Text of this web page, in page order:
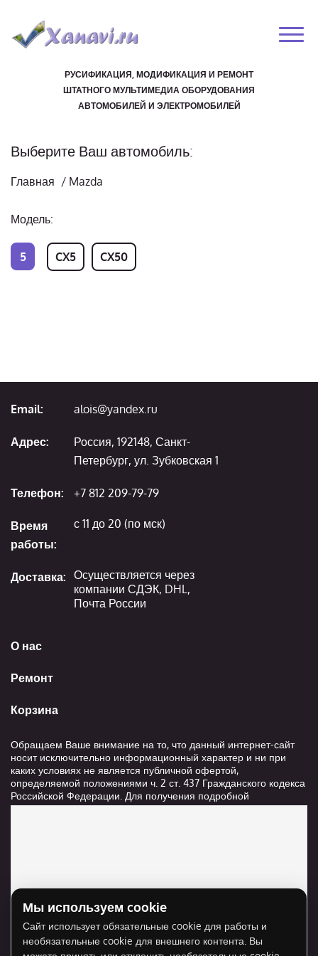
РУСИФИКАЦИЯ, МОДИФИКАЦИЯ И РЕМОНТ
ШТАТНОГО МУЛЬТИМЕДИА ОБОРУДОВАНИЯ
АВТОМОБИЛЕЙ И ЭЛЕКТРОМОБИЛЕЙ
Выберите Ваш автомобиль:
Главная / Mazda
Модель:
5 CX5 CX50
О нас
Ремонт
Корзина
Email: alois@yandex.ru
Адрес:
Россия, 192148, Санкт-
Петербург, ул. Зубковская 1
Телефон: +7 812 209-79-79
Время
работы:
с 11 до 20 (по мск)
Доставка: Осуществляется через
компании СДЭК, DHL,
Почта России
Обращаем Ваше внимание на то, что данный интернет-сайт
носит исключительно информационный характер и ни при
каких условиях не является публичной офертой,
определяемой положениями ч. 2 ст. 437 Гражданского кодекса
Российской Федерации. Для получения подробной
информации о стоимости и сроках выполнения услуг,
Для отображения карты нужно разрешить
использование cookie для внешнего контента.
Разрешить cookie
Мы используем cookie
Сайт использует обязательные cookie для работы и
необязательные cookie для внешнего контента. Вы